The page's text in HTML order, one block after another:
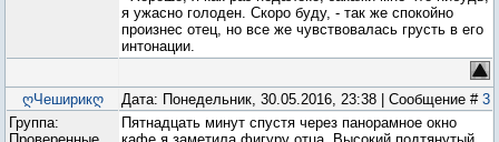
я ужасно голоден. Скоро буду, - так же спокойно
произнес отец, но все же чувствовалась грусть в его
интонации.
ღЧеширикღ Дата: Понедельник, 30.05.2016, 23:38 | Сообщение # 3
Группа:
Пятнадцать минут спустя через панорамное окно